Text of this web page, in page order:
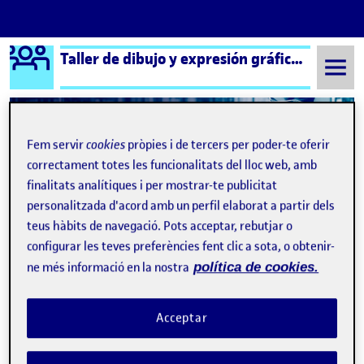
Saltar al contingut
Logo Ágora Taller de dibujo y expresión gráfica aula 2
Semestre 20212 - Aula 2 Práctica: El dibujo expandido
Práctica: El dibujo
expandido
Publicat per
Ricardo Rodríguez Juan
Data de publicació4 juny, 2022 3:56 pm
6 comentaris
En el siguiente video se muestra el proyecto final de la práctica de
Fem servircookies pròpies i de tercers per poder-te oferir
correctament totes les funcionalitats del lloc web, amb
finalitats analítiques i per mostrar-te publicitat
personalitzada d'acord amb un perfil elaborat a partir dels
teus hàbits de navegació. Pots acceptar, rebutjar o
configurar les teves preferències fent clic a sota, o obtenir-
ne més informació en la nostra política de cookies.
Acceptar